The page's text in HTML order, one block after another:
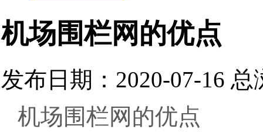
机场围栏网的优点
发布日期：2020-07-16 总
机场围栏网的优点